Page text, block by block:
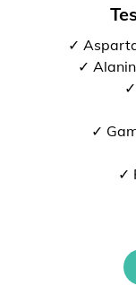
✓
✓
✓
✓